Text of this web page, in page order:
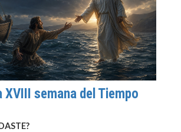
XVIII semana del Tiempo